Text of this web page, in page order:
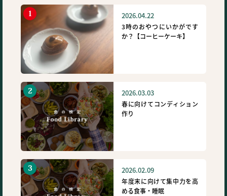
2026.04.22
3時のおやつにいかがです
か？【コーヒーケーキ】
2026.03.03
春に向けてコンディション
作り
2026.02.09
年度末に向けて集中力を高
める食事・睡眠